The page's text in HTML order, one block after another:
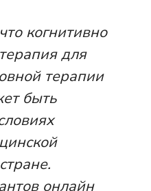
когнитивно
для
терапии
быть
онлайн